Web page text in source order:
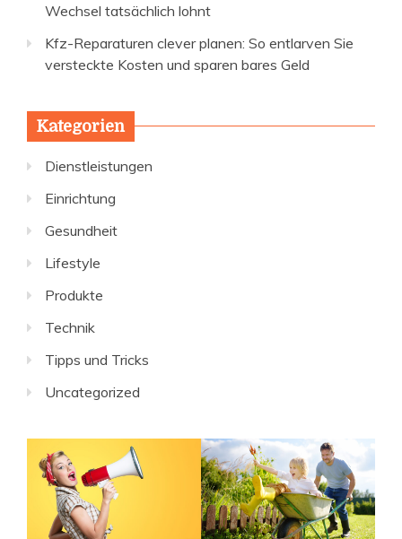
Wechsel tatsächlich lohnt
Kfz-Reparaturen clever planen: So entlarven Sie
versteckte Kosten und sparen bares Geld
Kategorien
Dienstleistungen
Einrichtung
Gesundheit
Lifestyle
Produkte
Technik
Tipps und Tricks
Uncategorized